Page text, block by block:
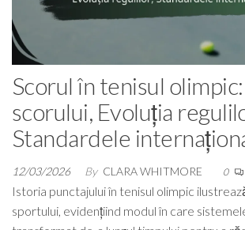
Scorul în tenisul
scorului, Evoluția
Standardele
12/03/2026 By CLARA WHITMORE 0
Istoria punctajului în tenisul olimpic
sportului, evidențiind modul în care